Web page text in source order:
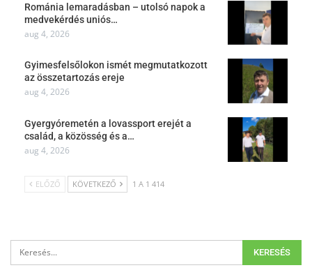
Románia lemaradásban – utolsó napok a
medvekérdés uniós…
aug 4, 2026
Gyimesfelsőlokon ismét megmutatkozott
az összetartozás ereje
aug 4, 2026
Gyergyóremetén a lovassport erejét a
család, a közösség és a…
aug 4, 2026
ELŐZŐ KÖVETKEZŐ 1 A 1 414